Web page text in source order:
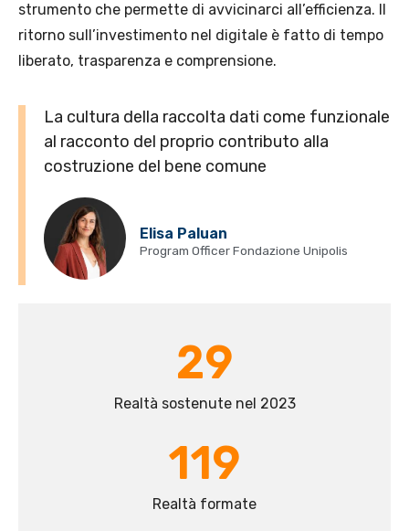
strumento che permette di avvicinarci all’efficienza. Il
ritorno sull’investimento nel digitale è fatto di tempo
liberato, trasparenza e comprensione.
La cultura della raccolta dati come funzionale
al racconto del proprio contributo alla
costruzione del bene comune
Elisa Paluan
Program Officer Fondazione Unipolis
29
Realtà sostenute nel 2023
119
Realtà formate